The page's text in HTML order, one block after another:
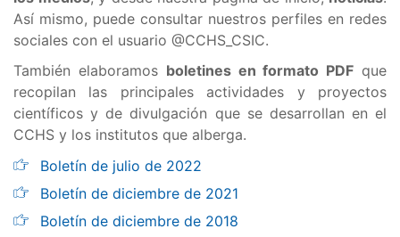
Así mismo, puede consultar nuestros perfiles en redes
sociales con el usuario @CCHS_CSIC.
También elaboramos boletines en formato PDF que
recopilan las principales actividades y proyectos
científicos y de divulgación que se desarrollan en el
CCHS y los institutos que alberga.
Boletín de julio de 2022
Boletín de diciembre de 2021
Boletín de diciembre de 2018